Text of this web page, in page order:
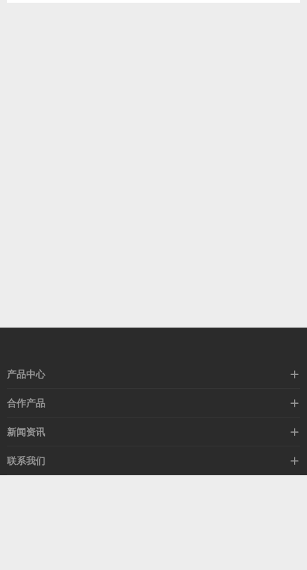
产品中心
高速线缆
以太网交换机
合作产品
希捷硬盘
新闻资讯
行业动态
技术视角
联系我们